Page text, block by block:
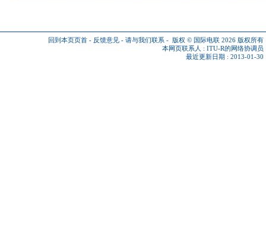
回到本页页首 - 反馈意见 - 请与我们联系 - 版权 © 国际电联 2026 版权所有
本网页联系人 : ITU-R的网络协调员
最近更新日期 : 2013-01-30